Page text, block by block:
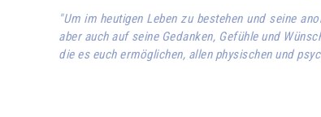
"Um im heutigen Leben zu bestehen und seine
aber auch auf seine Gedanken, Gefühle und
die es euch ermöglichen, allen physischen und